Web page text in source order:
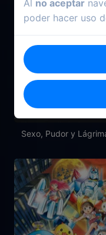
Sexo, Pudor y
Al no aceptar
poder hacer uso